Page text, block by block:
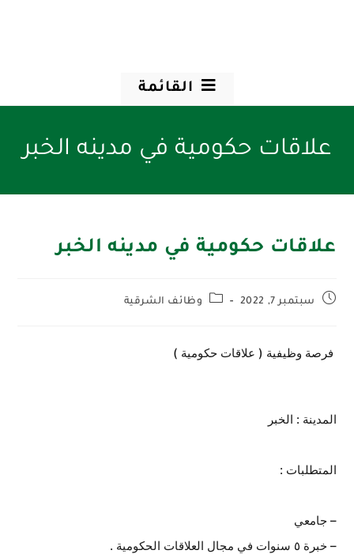
القائمة
علاقات حكومية في مدينه الخبر
علاقات حكومية في مدينه الخبر
سبتمبر 7, 2022 وظائف الشرقية
فرصة وظيفية ( علاقات حكومية )
المدينة : الخبر
المتطلبات :
– جامعي
– خبرة ٥ سنوات في مجال العلاقات الحكومية .